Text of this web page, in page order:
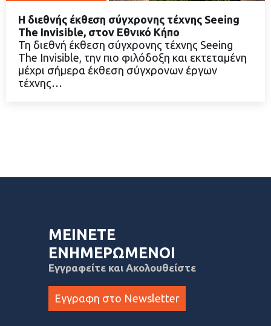
ΔΙΑΒΑΣΤΕ ΠΕΡΙΣΣΟΤΕΡΑ
Η διεθνής έκθεση σύγχρονης τέχνης Seeing
The Invisible, στον Εθνικό Κήπο
Τη διεθνή έκθεση σύγχρονης τέχνης Seeing
The Invisible, την πιο φιλόδοξη και εκτεταμένη
μέχρι σήμερα έκθεση σύγχρονων έργων
τέχνης…
ΜΕΙΝΕΤΕ
ΕΝΗΜΕΡΩΜΕΝΟΙ
Εγγραφείτε και Ακολουθείστε
Εγγραφη στο Newsletter